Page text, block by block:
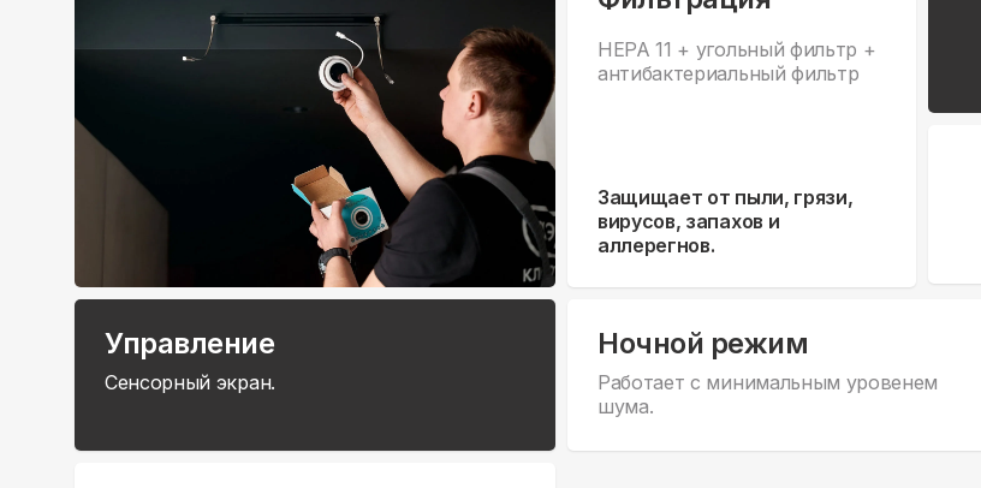
HEPA 11 + угольный фильтр +
антибактериальный фильтр
Защищает от пыли, грязи,
вирусов, запахов и
аллерегнов.
Управление
Сенсорный экран.
Ночной режим
Работает с минимальным уровенем
шума.